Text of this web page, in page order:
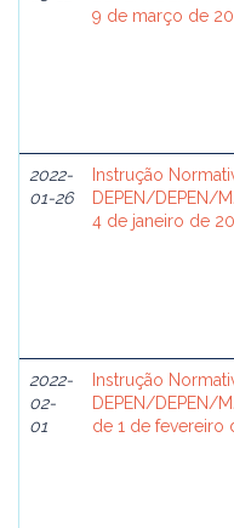
9 de março de
2022-
01-26
Instrução
DEPEN/DEPEN/
4 de janeiro de
2022-
02-
01
Instrução
DEPEN/DEPEN/
de 1 de fevereiro